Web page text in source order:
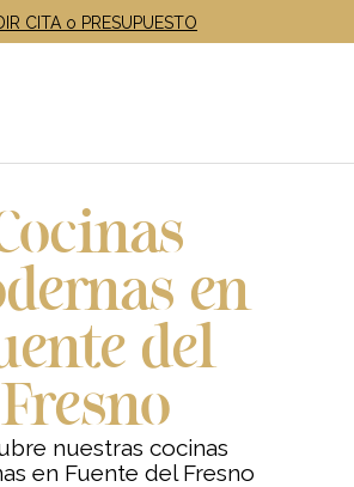
CITA o PRESUPUESTO
en
del
Fresno
nuestras cocinas
en Fuente del Fresno